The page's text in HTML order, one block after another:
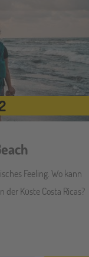
Feeling. Wo kann
der Küste Costa Ricas?